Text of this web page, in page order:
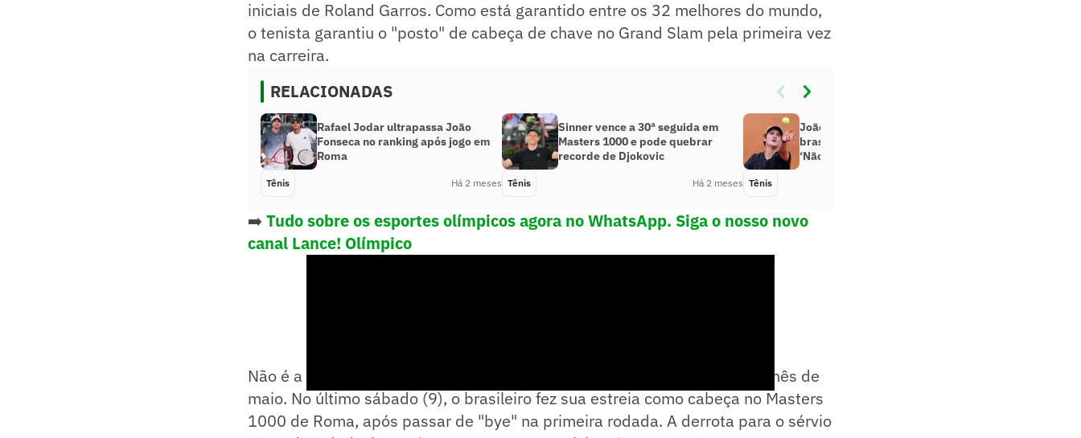
iniciais de Roland Garros. Como está garantido entre os 32 melhores do mundo,
o tenista garantiu o "posto" de cabeça de chave no Grand Slam pela primeira vez
na carreira.
RELACIONADAS
Rafael Jodar ultrapassa João
Fonseca no ranking após jogo em
Roma
Tênis Há 2 meses
Sinner vence a 30ª seguida em
Masters 1000 e pode quebrar
recorde de Djokovic
Tênis Há 2 meses
João Fonseca critica torcida
brasileira no Aberto de Roma:
‘Não é futebol’
Tênis
➡️ Tudo sobre os esportes olímpicos agora no WhatsApp. Siga o nosso novo
canal Lance! Olímpico
Não é a primeira vez que João "lidera" a chave de um grande torneio no mês de
maio. No último sábado (9), o brasileiro fez sua estreia como cabeça no Masters
1000 de Roma, após passar de "bye" na primeira rodada. A derrota para o sérvio